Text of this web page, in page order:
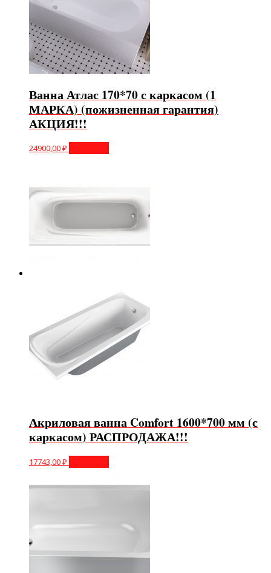
Ванна Атлас 170*70 с каркасом (1
МАРКА) (пожизненная гарантия)
АКЦИЯ!!!
24900,00₽
Акриловая ванна Comfort 1600*700 мм (с
каркасом) РАСПРОДАЖА!!!
17743,00₽